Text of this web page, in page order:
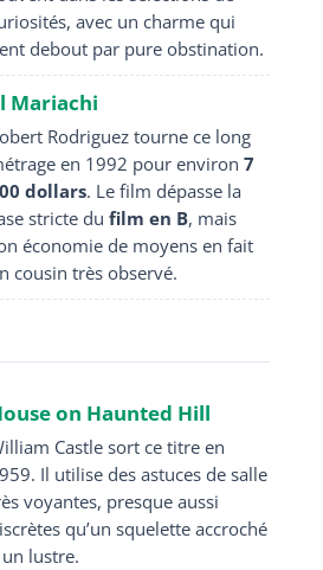
avec un charme qui
debout par pure obstination.
Mariachi
Rodriguez tourne ce long
en 1992 pour environ 7
dollars. Le film dépasse la
stricte du film en B, mais
économie de moyens en fait
cousin très observé.
on Haunted Hill
Castle sort ce titre en
Il utilise des astuces de salle
voyantes, presque aussi
qu’un squelette accroché
lustre.